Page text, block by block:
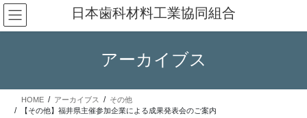
コ
ン
テ
ス
ナ
ビ
ゲ
ン
日本歯科材料工業協同組合
アーカイブス
HOME アーカイブス
その他
【その他】福井県主催参加企業による成果発表会のご案内